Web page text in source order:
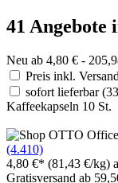
41 Angebote
Neu ab 4,80 € -
Preis inkl. Versand
sofort lieferbar
Kaffeekapseln 10 St.
(4.410)
4,80 €* (81,43 €/kg)
Gratisversand ab